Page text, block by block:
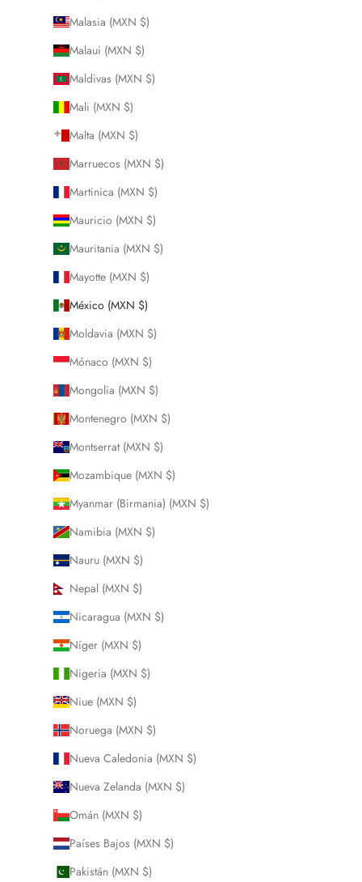
Malasia (MXN $)
Malaui (MXN $)
Maldivas (MXN $)
Mali (MXN $)
Malta (MXN $)
Marruecos (MXN $)
Martinica (MXN $)
Mauricio (MXN $)
Mauritania (MXN $)
Mayotte (MXN $)
México (MXN $)
Moldavia (MXN $)
Mónaco (MXN $)
Mongolia (MXN $)
Montenegro (MXN $)
Montserrat (MXN $)
Mozambique (MXN $)
Myanmar (Birmania) (MXN $)
Namibia (MXN $)
Nauru (MXN $)
Nepal (MXN $)
Nicaragua (MXN $)
Níger (MXN $)
Nigeria (MXN $)
Niue (MXN $)
Noruega (MXN $)
Nueva Caledonia (MXN $)
Nueva Zelanda (MXN $)
Omán (MXN $)
Países Bajos (MXN $)
Pakistán (MXN $)